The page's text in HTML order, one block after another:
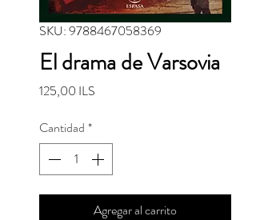
SKU: 9788467058369
El drama de Varsovia
125,00 ILS
Cantidad *
Agregar al carrito